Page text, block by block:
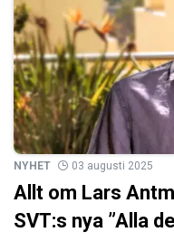
NYHET 03 augusti 2025
Allt om Lars
SVT:s nya ”Alla